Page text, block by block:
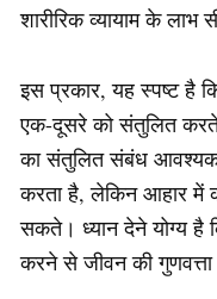
शारीरिक व्यायाम के लाभ
इस प्रकार, यह स्पष्ट है
एक-दूसरे को संतुलित
का संतुलित संबंध आवश्यक
करता है, लेकिन आहार में
सकते। ध्यान देने योग्य है
करने से जीवन की